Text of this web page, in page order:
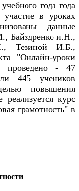
года года
в уроках
данные
Байздренко и.Н.,
Тезиной И.Б.,
"Онлайн-уроки
проведено - 47
445 учеников
повышения
курс
грамотность" в